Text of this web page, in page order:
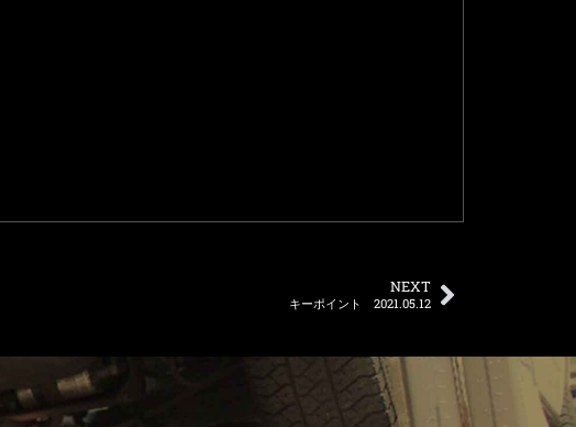
NEXT
キーポイント 2021.05.12